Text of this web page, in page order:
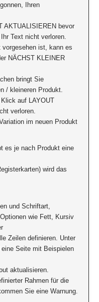
Ihren
AKTUALISIEREN bevor
Text nicht verloren.
ist, kann es
NÄCHST KLEINER
bringt Sie
/ kleineren Produkt.
auf LAYOUT
verloren.
im neuen Produkt
es je nach Produkt eine
wird das
und Schriftart,
wie Fett, Kursiv
Zeilen definieren. Unter
Seite mit Beispielen
aktualisieren.
Rahmen für die
Sie eine Warnung.